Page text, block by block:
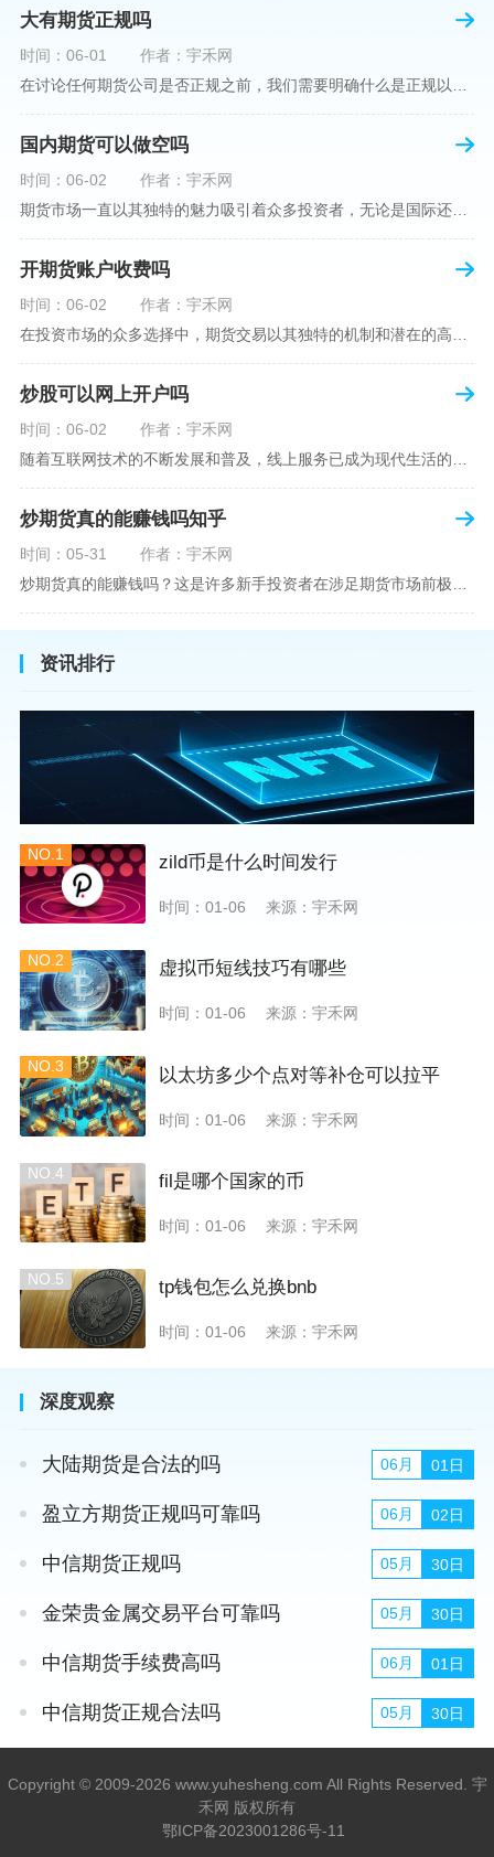
大有期货正规吗
时间：06-01
作者：宇禾网
国内期货可以做空吗
时间：06-02
作者：宇禾网
期货市场一直以其独特的魅力吸引着众多投资者，无论是国际还是国内场景下，其波澜壮阔的市场行情都给予了投资者无限遐想。今天，我们将深入探讨一个特别的问题——"国内期货可以做空吗"？这个问题不仅关乎投资者的策略布局，更涉及到期货市场机制的基本理解。在深入探讨之前，我们首先需要明确几个期货市场的基础概念。期货，是指在标准化合约基础上，双方承诺在未来某一特定时间以约定价格买卖一定数量的商品或金融产品的合约。它允訸投资者通过买入（做多）或卖出（做空）合约来预测未来价格的变动。我们来揭开国
开期货账户收费吗
时间：06-02
作者：宇禾网
炒股可以网上开户吗
时间：06-02
作者：宇禾网
炒期货真的能赚钱吗知乎
时间：05-31
作者：宇禾网
资讯排行
NO.1 zild币是什么时间发行
时间：01-06 来源：宇禾网
NO.2 虚拟币短线技巧有哪些
时间：01-06 来源：宇禾网
NO.3 以太坊多少个点对等补仓可以拉平
时间：01-06 来源：宇禾网
NO.4 fil是哪个国家的币
时间：01-06 来源：宇禾网
NO.5 tp钱包怎么兑换bnb
时间：01-06 来源：宇禾网
深度观察
大陆期货是合法的吗 06月 01日
盈立方期货正规吗可靠吗 06月 02日
中信期货正规吗 05月 30日
金荣贵金属交易平台可靠吗 05月 30日
中信期货手续费高吗 06月 01日
中信期货正规合法吗 05月 30日
Copyright © 2009-2026 www.yuhesheng.com All Rights Reserved. 宇
禾网 版权所有
鄂ICP备2023001286号-11